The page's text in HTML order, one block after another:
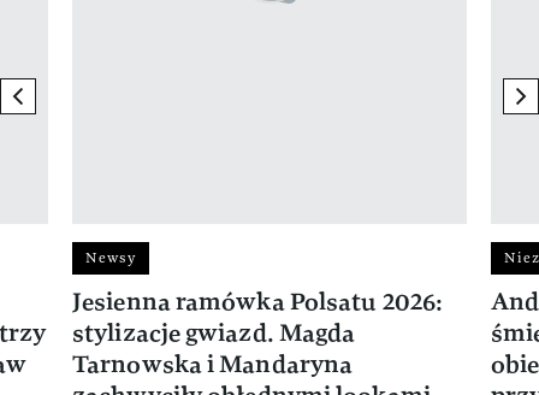
previous element
Newsy
Jesienna ramówka Polsatu 2026:
stylizacje gwiazd. Magda
Tarnowska i Mandaryna